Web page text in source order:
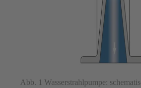
Abb. 1 Wasserstrahlpumpe: